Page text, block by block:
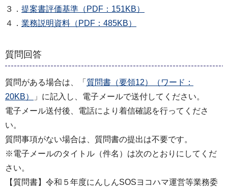
３． 提案書評価基準（PDF：151KB）
４． 業務説明資料（PDF：485KB）
質問回答
質問がある場合は、「 質問書（要領12）（ワード：
20KB）
」に記入し、電子メールで送付してください。
電子メール送付後、電話により着信確認を行ってくださ
い。
質問事項がない場合は、質問書の提出は不要です。
※電子メールのタイトル（件名）は次のとおりにしてくだ
さい。
【質問書】令和５年度にんしんSOSヨコハマ運営等業務委